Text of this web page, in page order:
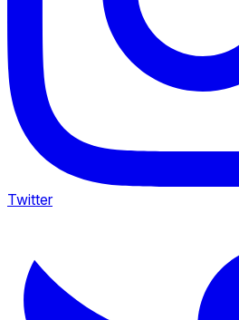
Twitter